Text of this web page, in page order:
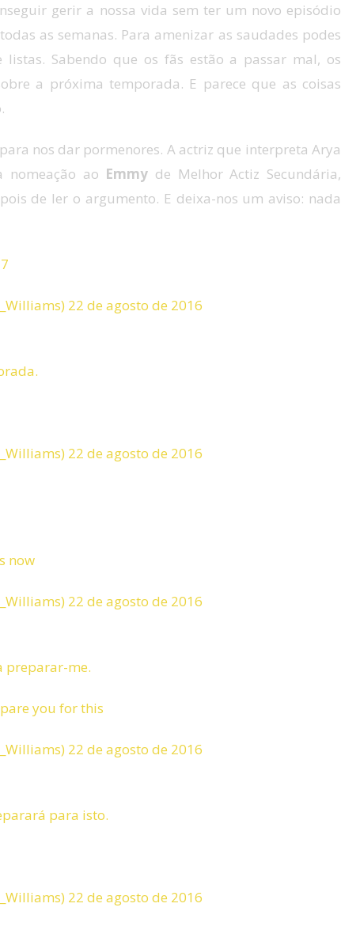
gerir a nossa vida sem ter um novo episódio
as semanas. Para amenizar as saudades podes
listas. Sabendo que os fãs estão a passar mal, os
a próxima temporada. E parece que as coisas
para nos dar pormenores. A actriz que interpreta Arya
nomeação ao Emmy de Melhor Actiz Secundária,
de ler o argumento. E deixa-nos um aviso: nada
22 de agosto de 2016
22 de agosto de 2016
now
22 de agosto de 2016
preparar-me.
you for this
22 de agosto de 2016
para isto.
22 de agosto de 2016